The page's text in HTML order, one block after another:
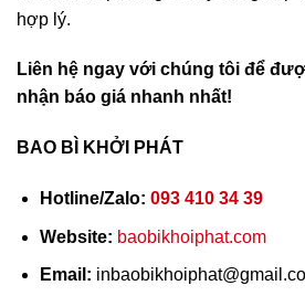
hợp lý.
Liên hệ ngay với chúng tôi để
nhận báo giá nhanh nhất!
BAO BÌ KHỞI PHÁT
Hotline/Zalo: 093 410 34 39
Website: baobikhoiphat.com
Email: